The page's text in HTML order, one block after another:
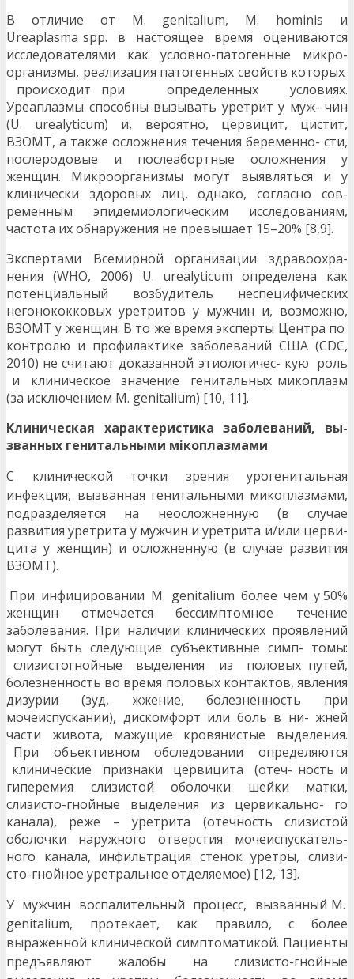
В отличие от M. genitalium, M. hominis и
Ureaplasma spp. в настоящее время оцениваются
исследователями как условно-патогенные микро-
организмы, реализация патогенных свойств которых
происходит при определенных условиях.
Уреаплазмы способны вызывать уретрит у муж- чин
(U. urealyticum) и, вероятно, цервицит, цистит,
ВЗОМТ, а также осложнения течения беременно- сти,
послеродовые и послеабортные осложнения у
женщин. Микроорганизмы могут выявляться и у
клинически здоровых лиц, однако, согласно сов-
ременным эпидемиологическим исследованиям,
частота их обнаружения не превышает 15–20% [8,9].
Экспертами Всемирной организации здравоохра-
нения (WHO, 2006) U. urealyticum определена как
потенциальный возбудитель неспецифических
негонококковых уретритов у мужчин и, возможно,
ВЗОМТ у женщин. В то же время эксперты Центра по
контролю и профилактике заболеваний США (CDC,
2010) не считают доказанной этиологичес- кую роль
и клиническое значение генитальных микоплазм
(за исключением M. genitalium) [10, 11].
Клиническая характеристика заболеваний, вы-
званных генитальными мікоплазмами
С клинической точки зрения урогенитальная
инфекция, вызванная генитальными микоплазмами,
подразделяется на неосложненную (в случае
развития уретрита у мужчин и уретрита и/или церви-
цита у женщин) и осложненную (в случае развития
ВЗОМТ).
При инфицировании M. genitalium более чем у 50%
женщин отмечается бессимптомное течение
заболевания. При наличии клинических проявлений
могут быть следующие субъективные симп- томы:
слизистогнойные выделения из половых путей,
болезненность во время половых контактов, явления
дизурии (зуд, жжение, болезненность при
мочеиспускании), дискомфорт или боль в ни- жней
части живота, мажущие кровянистые выделения.
При объективном обследовании определяются
клинические признаки цервицита (отеч- ность и
гиперемия слизистой оболочки шейки матки,
слизисто-гнойные выделения из цервикально- го
канала), реже – уретрита (отечность слизистой
оболочки наружного отверстия мочеиспускатель-
ного канала, инфильтрация стенок уретры, слизи-
сто-гнойное уретральное отделяемое) [12, 13].
У мужчин воспалительный процесс, вызванный M.
genitalium, протекает, как правило, с более
выраженной клинической симптоматикой. Пациенты
предъявляют жалобы на слизисто-гнойные